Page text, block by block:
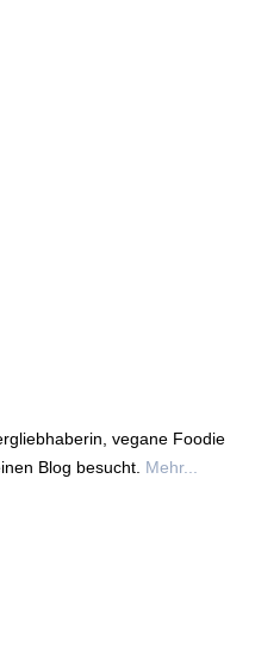
vegane Foodie
Blog besucht. Mehr...